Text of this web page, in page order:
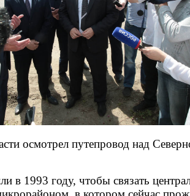
осмотрел путепровод над
в 1993 году, чтобы связать